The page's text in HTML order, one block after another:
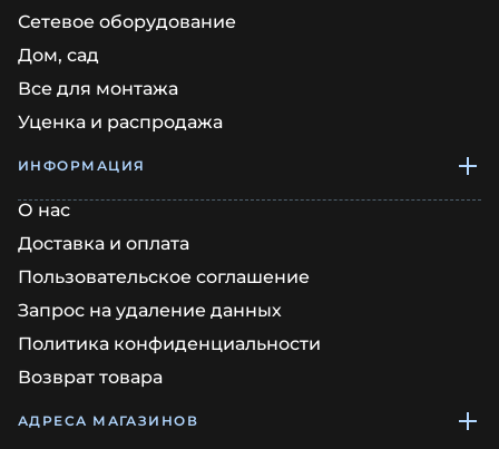
Сетевое оборудование
Дом, сад
Все для монтажа
Уценка и распродажа
ИНФОРМАЦИЯ
О нас
Доставка и оплата
Пользовательское соглашение
Запрос на удаление данных
Политика конфиденциальности
Возврат товара
АДРЕСА МАГАЗИНОВ